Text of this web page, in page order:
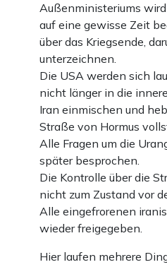
Außenministeriums
auf eine gewisse Zeit
über das Kriegsende,
unterzeichnen.
Die USA werden sich
nicht länger in die
Iran einmischen und
Straße von Hormus
Alle Fragen um die
später besprochen.
Die Kontrolle über die
nicht zum Zustand vor
Alle eingefrorenen
wieder freigegeben.
Hier laufen mehrere